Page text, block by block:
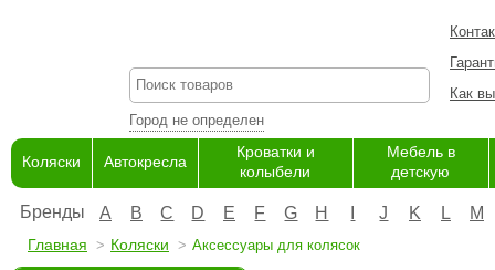
Город не определен
Как
Коляски Автокресла
Кроватки и
колыбели
Мебель в
детскую
Бренды A B C D E F G H J K L M
Главная Коляски Аксессуары для колясок